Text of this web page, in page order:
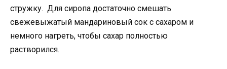
стружку. Для сиропа достаточно смешать
свежевыжатый мандариновый сок с сахаром и
немного нагреть, чтобы сахар полностью
растворился.